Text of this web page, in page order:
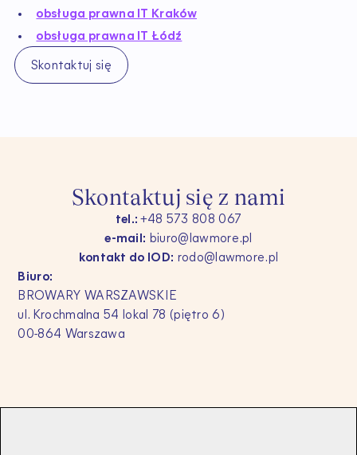
obsługa prawna IT Kraków
obsługa prawna IT Łódź
Skontaktuj się
Skontaktuj się z nami
tel.: +48 573 808 067
e-mail: biuro@lawmore.pl
kontakt do IOD: rodo@lawmore.pl
Biuro:
BROWARY WARSZAWSKIE
ul. Krochmalna 54 lokal 78 (piętro 6)
00-864 Warszawa